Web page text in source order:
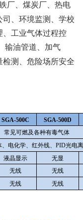
厂、煤炭厂、热电
、环境监测、学校
、工业气体过程控
输油管道、加气
测、危险场所安全
SGA-500C
SGA-500D
常见可燃及各种有毒气体
电化学、红外线、PID光电
液晶显示
无显
无线
无线
无线 无线